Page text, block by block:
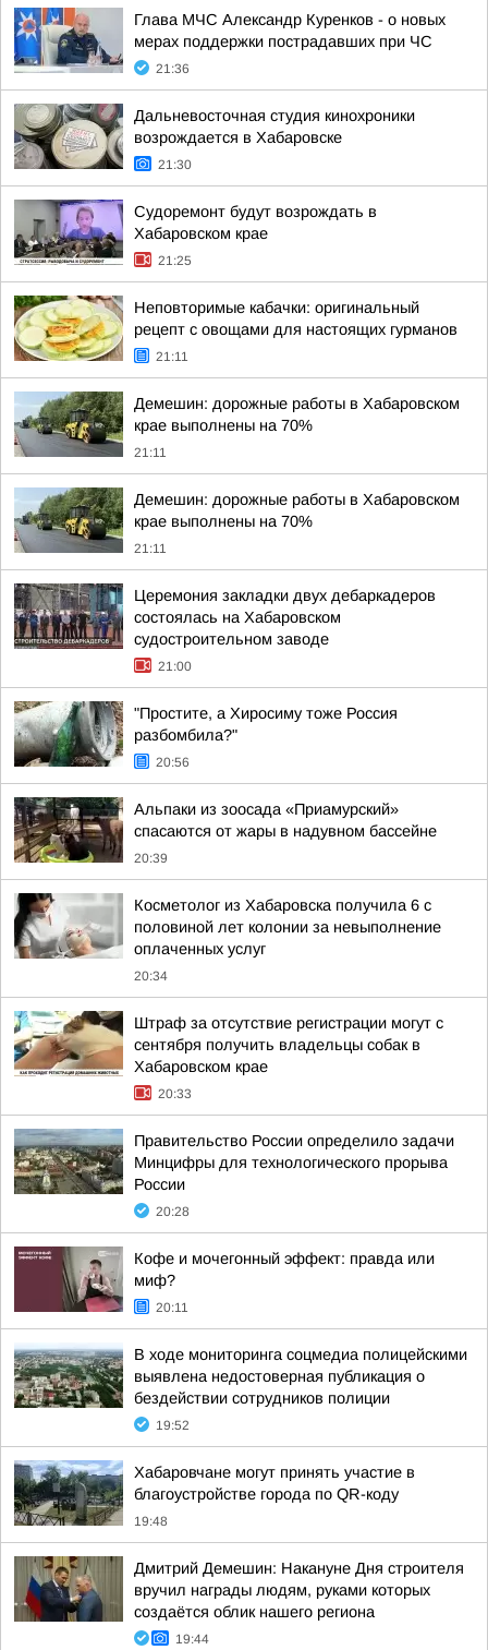
Глава МЧС Александр Куренков - о новых
мерах поддержки пострадавших при ЧС
21:36
Дальневосточная студия кинохроники
возрождается в Хабаровске
21:30
Судоремонт будут возрождать в
Хабаровском крае
21:25
Неповторимые кабачки: оригинальный
рецепт с овощами для настоящих гурманов
21:11
Демешин: дорожные работы в Хабаровском
крае выполнены на 70%
21:11
Демешин: дорожные работы в Хабаровском
крае выполнены на 70%
21:11
Церемония закладки двух дебаркадеров
состоялась на Хабаровском
судостроительном заводе
21:00
"Простите, а Хиросиму тоже Россия
разбомбила?"
20:56
Альпаки из зоосада «Приамурский»
спасаются от жары в надувном бассейне
20:39
Косметолог из Хабаровска получила 6 с
половиной лет колонии за невыполнение
оплаченных услуг
20:34
Штраф за отсутствие регистрации могут с
сентября получить владельцы собак в
Хабаровском крае
20:33
Правительство России определило задачи
Минцифры для технологического прорыва
России
20:28
Кофе и мочегонный эффект: правда или
миф?
20:11
В ходе мониторинга соцмедиа полицейскими
выявлена недостоверная публикация о
бездействии сотрудников полиции
19:52
Хабаровчане могут принять участие в
благоустройстве города по QR-коду
19:48
Дмитрий Демешин: Накануне Дня строителя
вручил награды людям, руками которых
создаётся облик нашего региона
19:44